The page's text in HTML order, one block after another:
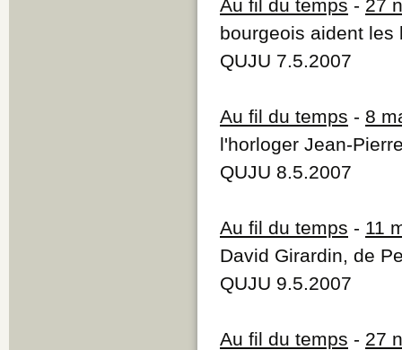
Au fil du temps - 27
bourgeois aident les
QUJU 7.5.2007
Au fil du temps - 8
l'horloger Jean-
QUJU 8.5.2007
Au fil du temps - 11
David Girardin, de
QUJU 9.5.2007
Au fil du temps - 27